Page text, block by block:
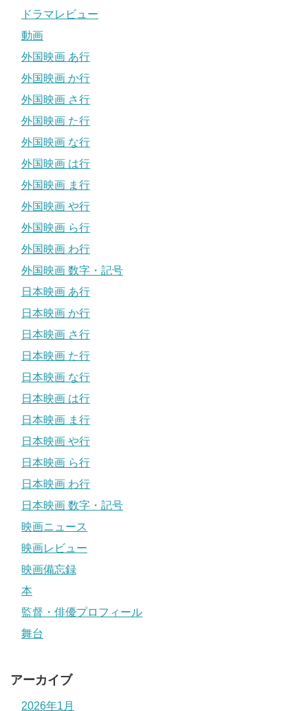
ドラマレビュー
動画
外国映画 あ行
外国映画 か行
外国映画 さ行
外国映画 た行
外国映画 な行
外国映画 は行
外国映画 ま行
外国映画 や行
外国映画 ら行
外国映画 わ行
外国映画 数字・記号
日本映画 あ行
日本映画 か行
日本映画 さ行
日本映画 た行
日本映画 な行
日本映画 は行
日本映画 ま行
日本映画 や行
日本映画 ら行
日本映画 わ行
日本映画 数字・記号
映画ニュース
映画レビュー
映画備忘録
本
監督・俳優プロフィール
舞台
アーカイブ
2026年1月